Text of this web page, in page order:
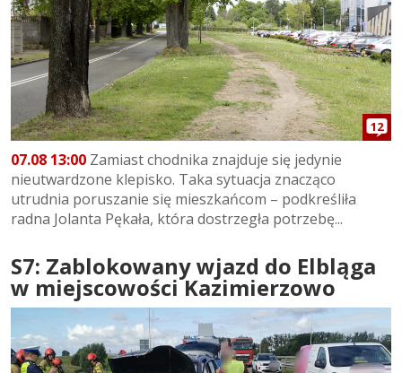
12
07.08 13:00 Zamiast chodnika znajduje się jedynie
nieutwardzone klepisko. Taka sytuacja znacząco
utrudnia poruszanie się mieszkańcom – podkreśliła
radna Jolanta Pękała, która dostrzegła potrzebę...
S7: Zablokowany wjazd do Elbląga
w miejscowości Kazimierzowo